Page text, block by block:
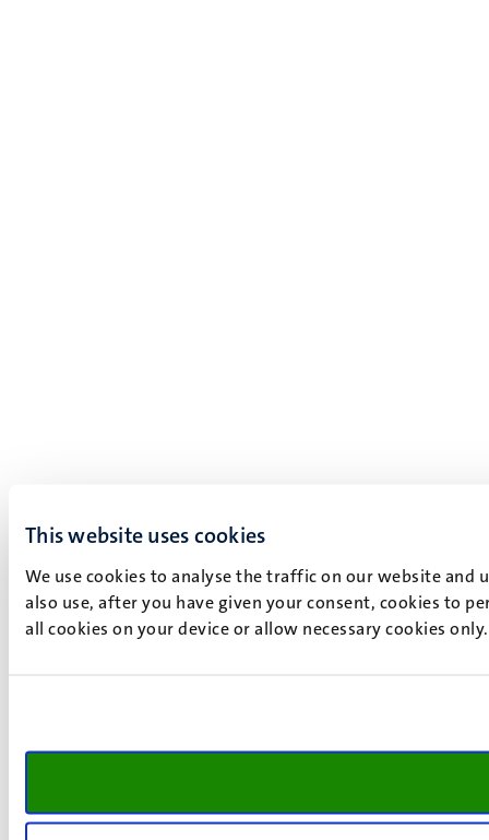
This website uses cookies
We use cookies to analyse the traffic on our website and
also use, after you have given your consent, cookies to
all cookies on your device or allow necessary cookies